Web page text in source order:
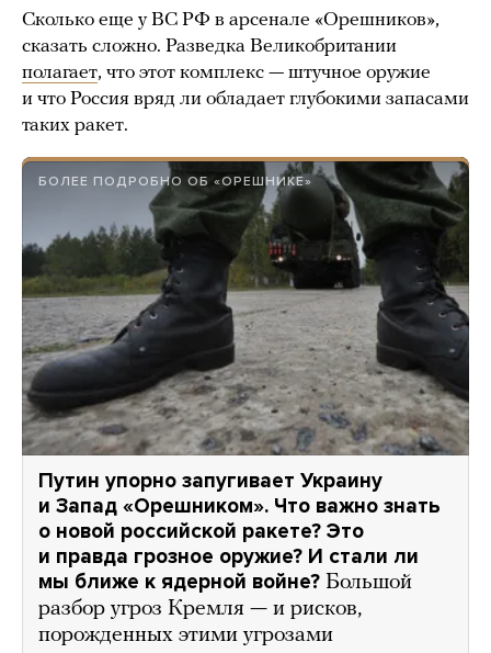
Сколько еще у ВС РФ в арсенале «Орешников»,
сказать сложно. Разведка Великобритании
полагает, что этот комплекс — штучное оружие
и что Россия вряд ли обладает глубокими запасами
таких ракет.
БОЛЕЕ ПОДРОБНО ОБ «ОРЕШНИКЕ»
Путин упорно запугивает Украину
и Запад «Орешником». Что важно знать
о новой российской ракете? Это
и правда грозное оружие? И стали ли
мы ближе к ядерной войне? Большой
разбор угроз Кремля — и рисков,
порожденных этими угрозами